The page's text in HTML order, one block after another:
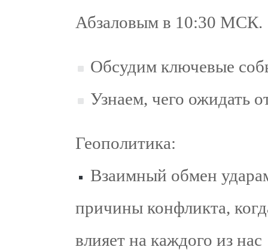
Абзаловым в 10:30 МСК.
Обсудим ключевые
Узнаем, чего ожидать
Геополитика:
Взаимный обмен
причины конфликта,
влияет на каждого из нас